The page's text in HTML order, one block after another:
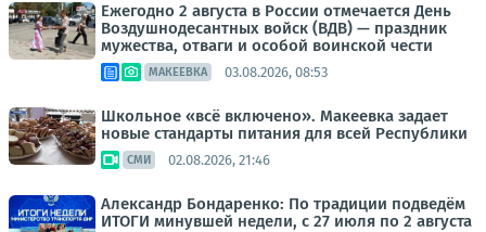
Ежегодно 2 августа в России отмечается День
Воздушнодесантных войск (ВДВ) — праздник
мужества, отваги и особой воинской чести
МАКЕЕВКА 03.08.2026, 08:53
Школьное «всё включено». Макеевка задает
новые стандарты питания для всей Республики
СМИ 02.08.2026, 21:46
Александр Бондаренко: По традиции подведём
ИТОГИ минувшей недели, с 27 июля по 2 августа